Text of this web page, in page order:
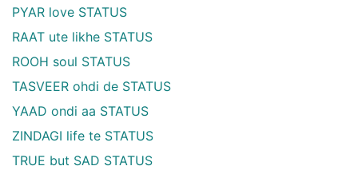
PYAR love STATUS
RAAT ute likhe STATUS
ROOH soul STATUS
TASVEER ohdi de STATUS
YAAD ondi aa STATUS
ZINDAGI life te STATUS
TRUE but SAD STATUS